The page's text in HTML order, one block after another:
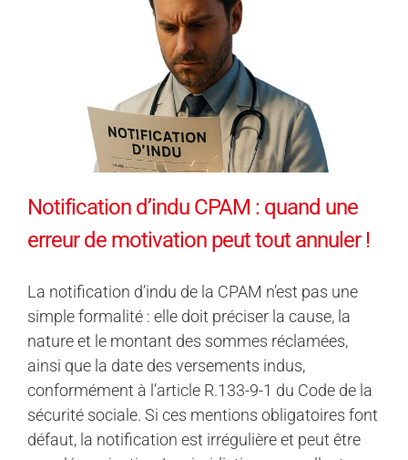
Notification d’indu CPAM : quand une
erreur de motivation peut tout annuler !
La notification d’indu de la CPAM n’est pas une
simple formalité : elle doit préciser la cause, la
nature et le montant des sommes réclamées,
ainsi que la date des versements indus,
conformément à l’article R.133-9-1 du Code de la
sécurité sociale. Si ces mentions obligatoires font
défaut, la notification est irrégulière et peut être